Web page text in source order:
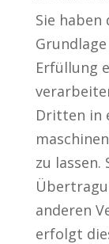
Sie haben
Erfüllung
Dritten in
zu lassen.
anderen
erfolgt